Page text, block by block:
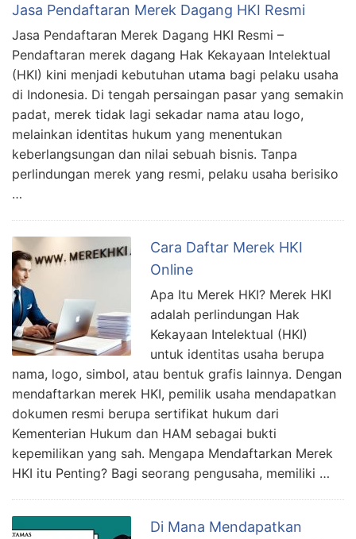
Jasa Pendaftaran Merek Dagang HKI Resmi
Jasa Pendaftaran Merek Dagang HKI Resmi –
Pendaftaran merek dagang Hak Kekayaan Intelektual
(HKI) kini menjadi kebutuhan utama bagi pelaku usaha
di Indonesia. Di tengah persaingan pasar yang semakin
padat, merek tidak lagi sekadar nama atau logo,
melainkan identitas hukum yang menentukan
keberlangsungan dan nilai sebuah bisnis. Tanpa
perlindungan merek yang resmi, pelaku usaha berisiko
…
Cara Daftar Merek HKI
Online
Apa Itu Merek HKI? Merek HKI
adalah perlindungan Hak
Kekayaan Intelektual (HKI)
untuk identitas usaha berupa
nama, logo, simbol, atau bentuk grafis lainnya. Dengan
mendaftarkan merek HKI, pemilik usaha mendapatkan
dokumen resmi berupa sertifikat hukum dari
Kementerian Hukum dan HAM sebagai bukti
kepemilikan yang sah. Mengapa Mendaftarkan Merek
HKI itu Penting? Bagi seorang pengusaha, memiliki …
Di Mana Mendapatkan